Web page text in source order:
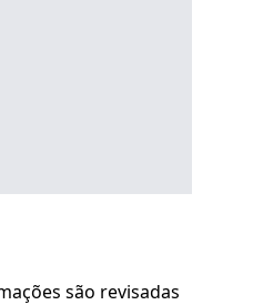
são revisadas